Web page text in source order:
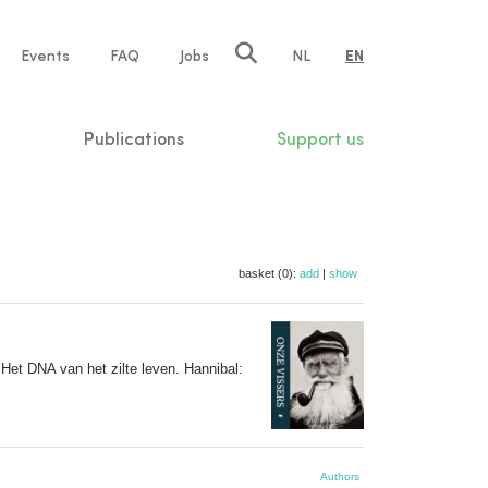
Events FAQ Jobs NL EN
Publications Support us
basket (0): add | show
DNA van het zilte leven. Hannibal:
Authors